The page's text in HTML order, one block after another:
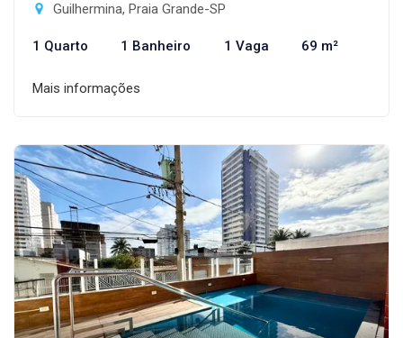
Guilhermina, Praia Grande-SP
1 Quarto 1 Banheiro 1 Vaga 69 m²
Mais informações